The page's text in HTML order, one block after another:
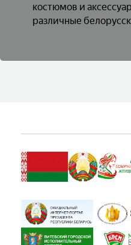
костюмов и
различные